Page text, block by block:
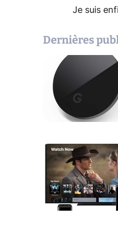
Je suis
Dernières